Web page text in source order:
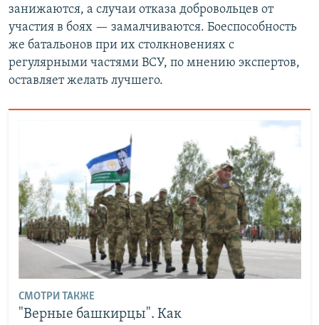
занижаются, а случаи отказа добровольцев от
участия в боях — замалчиваются. Боеспособность
же батальонов при их столкновениях с
регулярными частями ВСУ, по мнению экспертов,
оставляет желать лучшего.
СМОТРИ ТАКЖЕ
"Верные башкирцы". Как